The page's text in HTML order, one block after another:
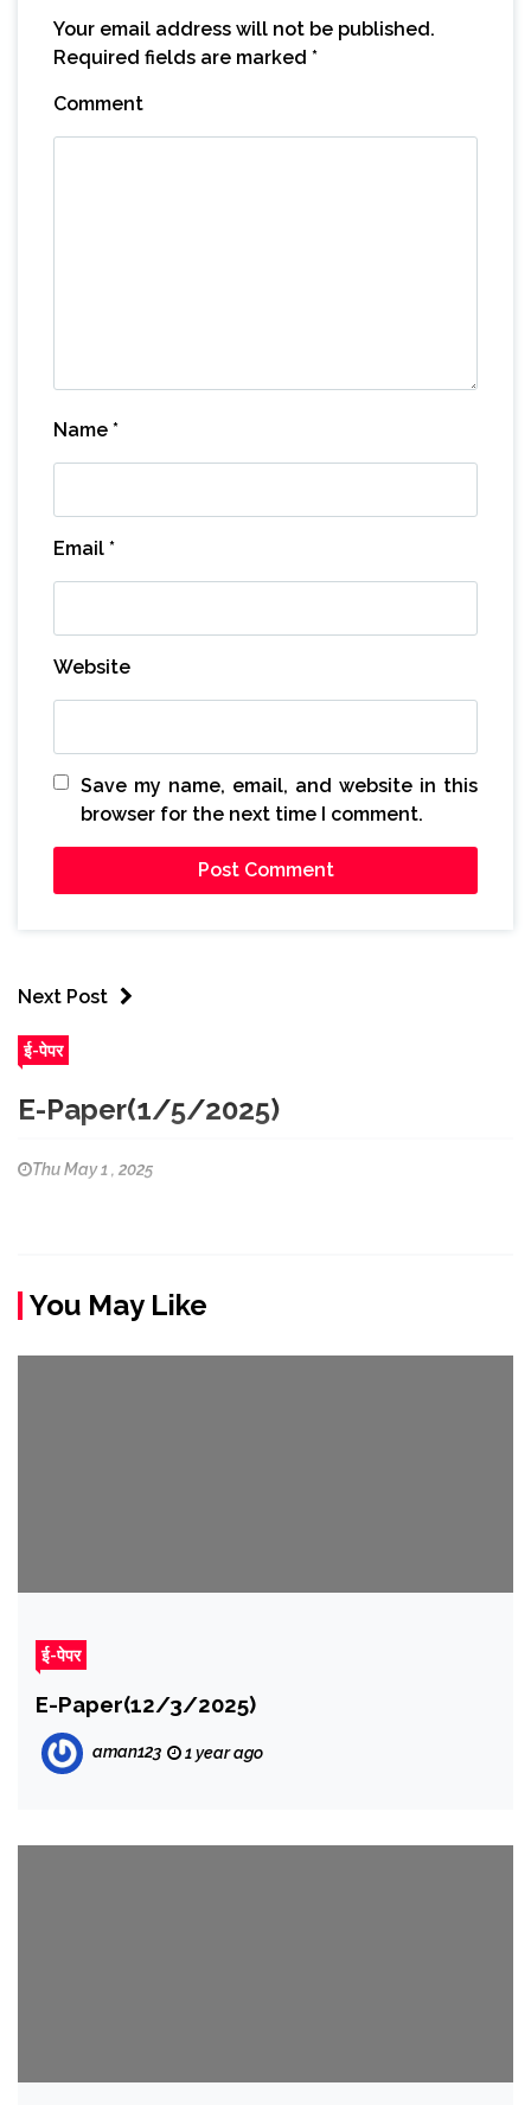
Your email address will not be published.
Required fields are marked *
Comment
Name *
Email *
Website
Save my name, email, and website in this
browser for the next time I comment.
Next Post
ई-पेपर
E-Paper(1/5/2025)
Thu May 1 , 2025
You May Like
ई-पेपर
E-Paper(12/3/2025)
aman123 1 year ago